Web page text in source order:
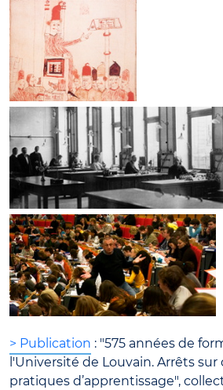
> Publication : "575 années de
l'Université de Louvain. Arrêts
pratiques d’apprentissage",